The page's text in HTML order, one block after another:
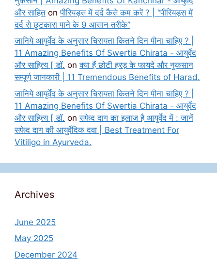
और साहित onपीरियड्स में दर्द कैसे कम करें ? | “पीरियड्स में
दर्द से छुटकारा पाने के 9 आसान तरीके”
जानिये आयुर्वेद के अनुसार चिरायता कितने दिन पीना चाहिए ? |
11 Amazing Benefits Of Swertia Chirata - आयुर्वेद
और साहित्य [ डॉ. onक्या हैं छोटी हरड़ के फायदे और नुकसान
सम्पूर्ण जानकारी | 11 Tremendous Benefits of Harad.
जानिये आयुर्वेद के अनुसार चिरायता कितने दिन पीना चाहिए ? |
11 Amazing Benefits Of Swertia Chirata - आयुर्वेद
और साहित्य [ डॉ. onसफेद दाग का इलाज है आयुर्वेद में : जानें
सफेद दाग की आयुर्वेदिक दवा | Best Treatment For
Vitiligo in Ayurveda.
Archives
June 2025
May 2025
December 2024